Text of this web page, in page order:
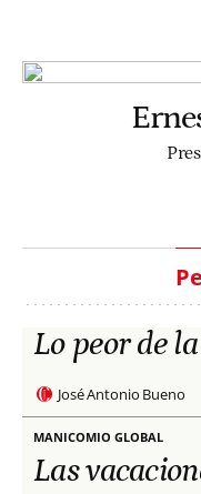
Lo peor de
José Antonio Bueno
MANICOMIO GLOBAL
Las